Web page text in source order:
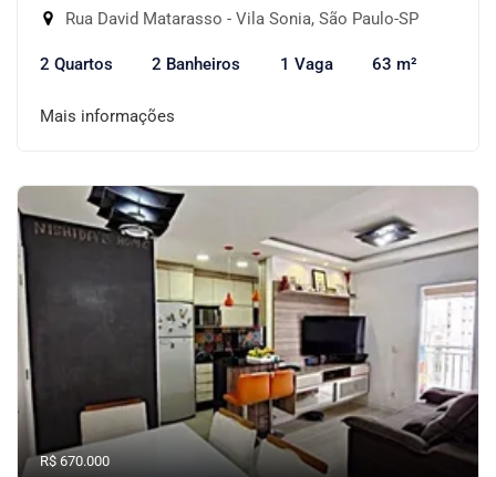
Rua David Matarasso - Vila Sonia, São Paulo-SP
2 Quartos 2 Banheiros 1 Vaga 63 m²
Mais informações
R$ 670.000